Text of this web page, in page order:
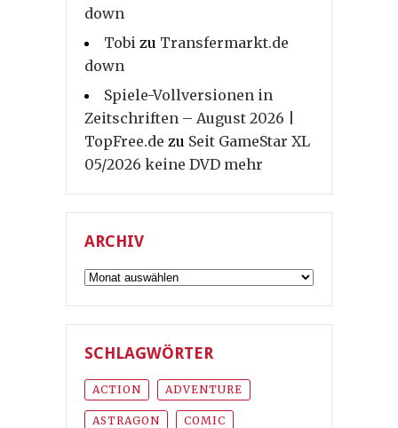
down
Tobi zu Transfermarkt.de
down
Spiele-Vollversionen in
Zeitschriften – August 2026 |
TopFree.de zu Seit GameStar XL
05/2026 keine DVD mehr
ARCHIV
Archiv
SCHLAGWÖRTER
ACTION ADVENTURE
ASTRAGON COMIC